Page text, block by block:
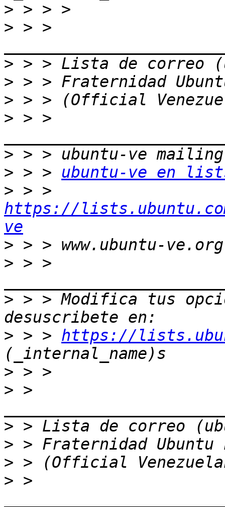
>
> > >
>
>
>
> > >
>
> > > ubuntu-ve en
>
https://
ve
>
> > >
> > > Modifica tus
> > > https://
>
> >
>
>
>
> >